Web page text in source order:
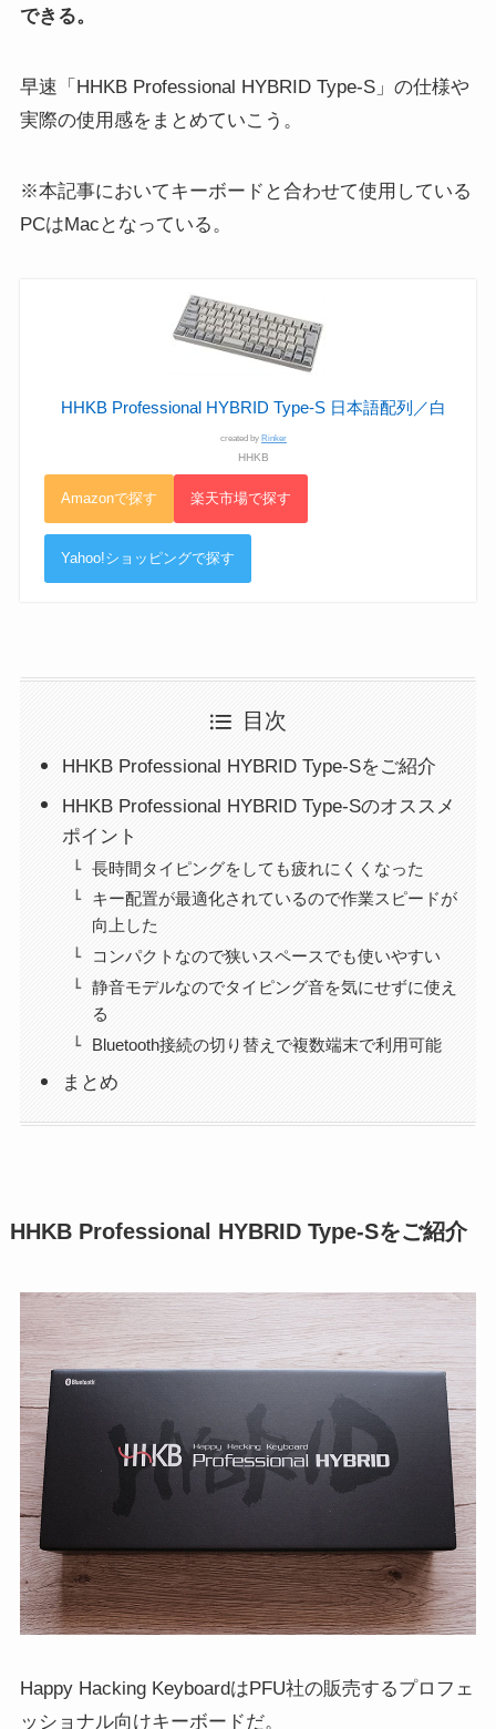
できる。
早速「HHKB Professional HYBRID Type-S」の仕様や
実際の使用感をまとめていこう。
※本記事においてキーボードと合わせて使用している
PCはMacとなっている。
HHKB Professional HYBRID Type-S 日本語配列／白
created by Rinker
HHKB
Amazonで探す 楽天市場で探す
Yahoo!ショッピングで探す
目次
HHKB Professional HYBRID Type-Sをご紹介
HHKB Professional HYBRID Type-Sのオススメ
ポイント
長時間タイピングをしても疲れにくくなった
キー配置が最適化されているので作業スピードが
向上した
コンパクトなので狭いスペースでも使いやすい
静音モデルなのでタイピング音を気にせずに使え
る
Bluetooth接続の切り替えで複数端末で利用可能
まとめ
HHKB Professional HYBRID Type-Sをご紹介
Happy Hacking KeyboardはPFU社の販売するプロフェ
ッショナル向けキーボードだ。